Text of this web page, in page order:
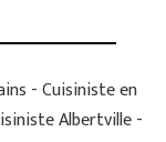
- Cuisiniste en
Albertville -